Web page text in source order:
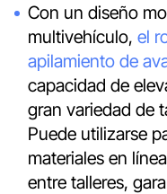
Con un diseño
multivehículo,el
apilamiento de
capacidad de
gran variedad de
Puede utilizarse
materiales en
entre talleres,